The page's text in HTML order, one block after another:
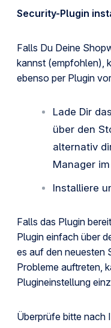
Security-Plugin
Falls Du Deine
kannst (empfohlen),
ebenso per Plugin
Lade Dir das
über den
alternativ
Manager
Installiere
Falls das Plugin
Plugin einfach über
es auf den neuesten
Probleme auftreten,
Plugineinstellung
Überprüfe bitte nach